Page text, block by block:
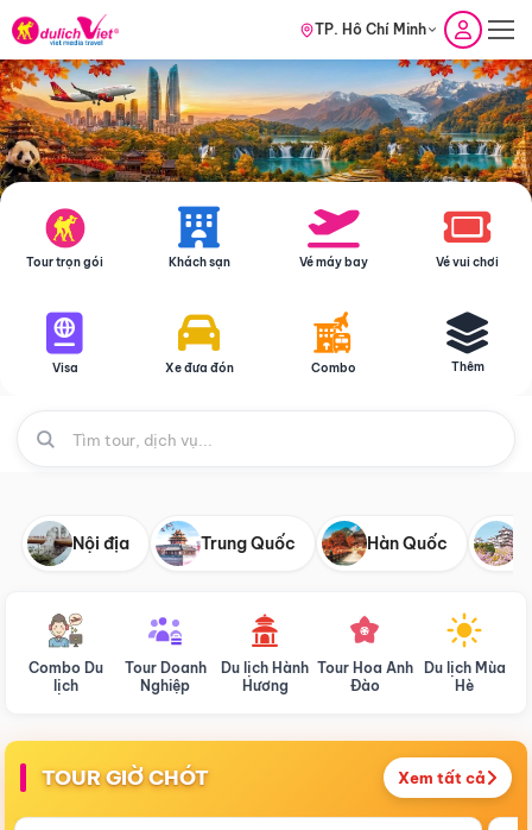
TP. Hồ Chí Minh
Tour trọn gói Khách sạn Vé máy bay Vé vui chơi
Visa Xe đưa đón Combo Thêm
Nội địa Trung Quốc Hàn Quốc
Combo Du
lịch
Tour Doanh
Nghiệp
Du lịch Hành
Hương
Tour Hoa Anh
Đào
Du lịch Mùa
Hè
TOUR GIỜ CHÓT Xem tất cả
Điểm nổi bật